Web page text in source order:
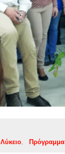
Λύκειο Πρόγραμμα